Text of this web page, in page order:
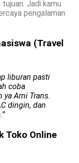
Jadi kamu
pengalaman
(Travel
liburan pasti
coba
ya Arni Trans.
dingin, dan
Toko Online